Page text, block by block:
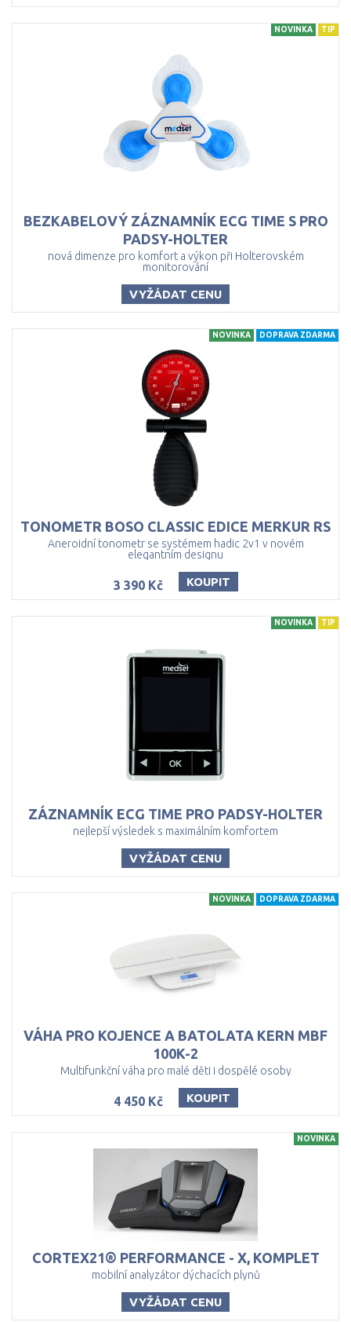
BEZKABELOVÝ ZÁZNAMNÍK ECG TIME S PRO
PADSY-HOLTER
nová dimenze pro komfort a výkon při Holterovském
monitorování
VYŽÁDAT CENU
NOVINKA TIP
TONOMETR BOSO CLASSIC EDICE MERKUR RS
Aneroidní tonometr se systémem hadic 2v1 v novém
elegantním designu
3 390 Kč KOUPIT
NOVINKA DOPRAVA ZDARMA
ZÁZNAMNÍK ECG TIME PRO PADSY-HOLTER
nejlepší výsledek s maximálním komfortem
VYŽÁDAT CENU
NOVINKA TIP
VÁHA PRO KOJENCE A BATOLATA KERN MBF
100K-2
Multifunkční váha pro malé děti i dospělé osoby
4 450 Kč KOUPIT
NOVINKA DOPRAVA ZDARMA
CORTEX21® PERFORMANCE - X, KOMPLET
mobilní analyzátor dýchacích plynů
VYŽÁDAT CENU
NOVINKA